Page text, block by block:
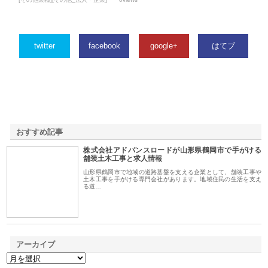
twitter facebook google+ はてブ
おすすめ記事
株式会社アドバンスロードが山形県鶴岡市で手がける
舗装土木工事と求人情報
山形県鶴岡市で地域の道路基盤を支える企業として、舗装工事や
土木工事を手がける専門会社があります。地域住民の生活を支え
る道…
アーカイブ